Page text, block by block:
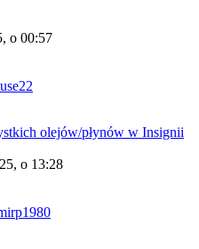
o 00:57
olejów/płynów w Insignii
o 13:28